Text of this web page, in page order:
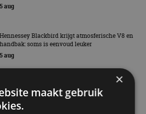
5 aug
Hennessey Blackbird krijgt atmosferische V8 en
handbak: soms is eenvoud leuker
5 aug
Audi A2 e-Tron mikt op verbruik van 12,8 kWh
per 100 kilometer
4 aug
×
maakt gebruik